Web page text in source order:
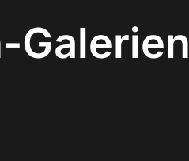
Galerien